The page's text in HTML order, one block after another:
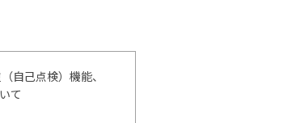
自己点検）機能、
て